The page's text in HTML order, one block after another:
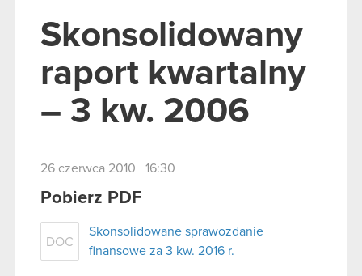
Skonsolidowany
raport kwartalny
– 3 kw. 2006
26 czerwca 2010 16:30
Pobierz PDF
DOC
Skonsolidowane sprawozdanie
finansowe za 3 kw. 2016 r.